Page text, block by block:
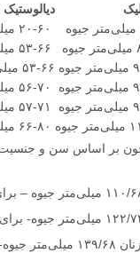
دیالوستیک
۵۳-۶۶ میلی‌متر جیوه
بر اساس سن و جنسیت
۶۹ میلی‌متر جیوه